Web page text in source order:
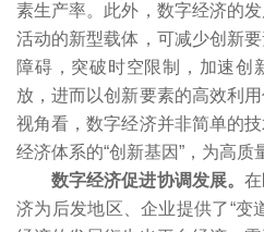
素生产率。此外，数字经济的
活动的新型载体，可减少创新
障碍，突破时空限制，加速创
放，进而以创新要素的高效利
视角看，数字经济并非简单的
经济体系的“创新基因”，为高质
数字经济促进协调发展。
济为后发地区、企业提供了“变